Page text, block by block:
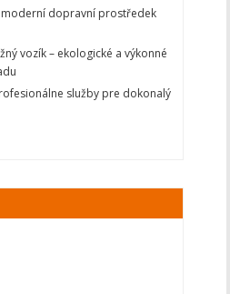
moderní dopravní prostředek
vozík – ekologické a výkonné
služby pre dokonalý